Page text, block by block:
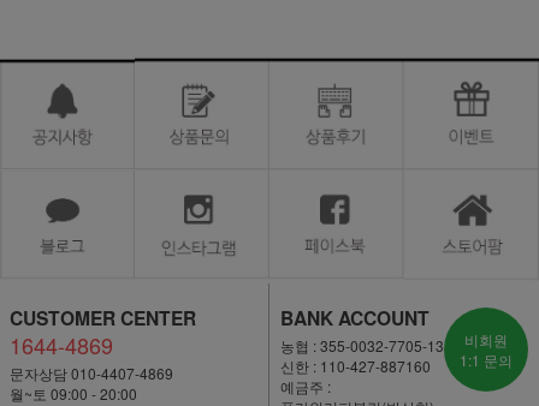
CUSTOMER CENTER
1644-4869
문자상담 010-4407-4869
월~토 09:00 - 20:00
BANK ACCOUNT
농협 : 355-0032-7705-13
신한 : 110-427-887160
예금주 :
비회원
1:1 문의